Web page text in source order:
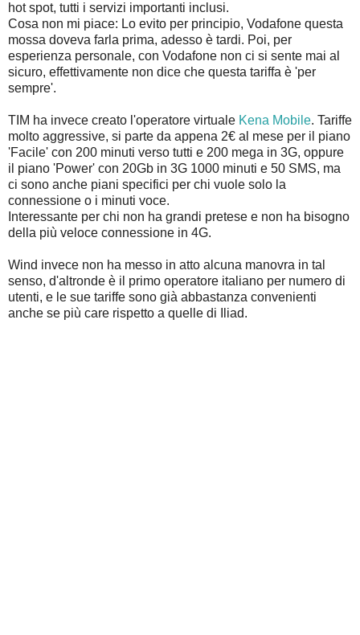
hot spot, tutti i servizi importanti inclusi.
Cosa non mi piace: Lo evito per principio, Vodafone questa
mossa doveva farla prima, adesso è tardi. Poi, per
esperienza personale, con Vodafone non ci si sente mai al
sicuro, effettivamente non dice che questa tariffa è 'per
sempre'.
TIM ha invece creato l'operatore virtuale Kena Mobile. Tariffe
molto aggressive, si parte da appena 2€ al mese per il piano
'Facile' con 200 minuti verso tutti e 200 mega in 3G, oppure
il piano 'Power' con 20Gb in 3G 1000 minuti e 50 SMS, ma
ci sono anche piani specifici per chi vuole solo la
connessione o i minuti voce.
Interessante per chi non ha grandi pretese e non ha bisogno
della più veloce connessione in 4G.
Wind invece non ha messo in atto alcuna manovra in tal
senso, d'altronde è il primo operatore italiano per numero di
utenti, e le sue tariffe sono già abbastanza convenienti
anche se più care rispetto a quelle di Iliad.